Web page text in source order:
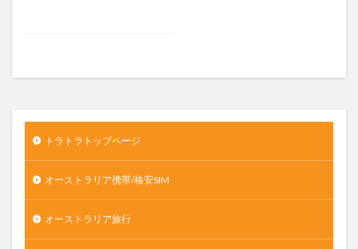
トラトラトップページ
オーストラリア携帯/格安SIM
オーストラリア旅行